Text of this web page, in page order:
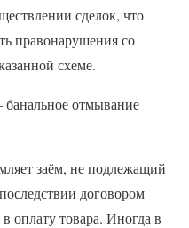
сделок, что
правонарушения со
схеме.
отмывание
заём, не подлежащий
договором
оплату товара. Иногда в